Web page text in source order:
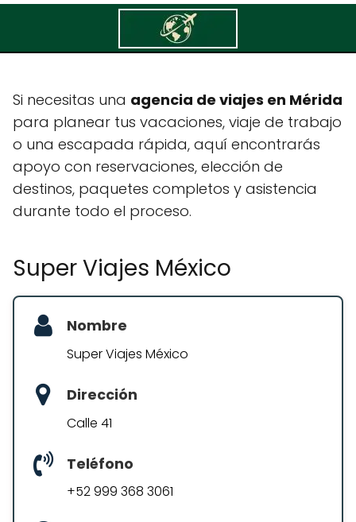
Super Viajes México
Si necesitas una agencia de viajes en Mérida
para planear tus vacaciones, viaje de trabajo
o una escapada rápida, aquí encontrarás
apoyo con reservaciones, elección de
destinos, paquetes completos y asistencia
durante todo el proceso.
Super Viajes México
Nombre
Super Viajes México
Dirección
Calle 41
Teléfono
+52 999 368 3061